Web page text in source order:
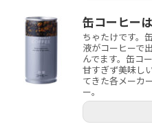
缶コーヒー
ちゃたけです。
液がコーヒーで
んでます。缶コ
甘すぎず美味し
てきた各メーカ
ー。